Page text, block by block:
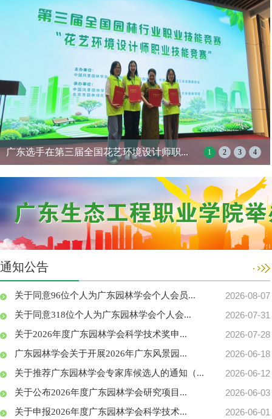
关于2026年度广东园林学会研究项目评审结果的公示
1 2 3 4
职... 肇庆风景园林学会第五届会员大会暨
通知公告
2026-08-07
关于同意96位个人为广东园林学会个人会员...
2026-07-31
关于同意318位个人为广东园林学会个人会...
2026-07-28
关于2026年度广东园林学会科学技术奖申...
2026-06-18
广东园林学会关于开展2026年广东风景园...
2026-06-12
关于推荐广东园林学会专家库候选人的通知（...
2026-06-03
关于公布2026年度广东园林学会研究项目...
2026-06-01
关于申报2026年度广东园林学会科学技术...